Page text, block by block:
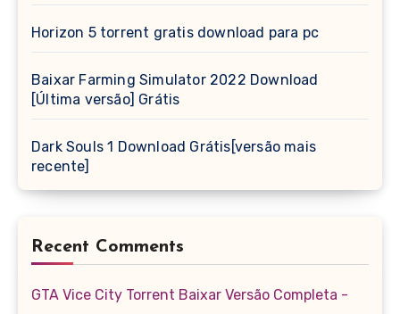
Horizon 5 torrent gratis download para pc
Baixar Farming Simulator 2022 Download
[Última versão] Grátis
Dark Souls 1 Download Grátis[versão mais
recente]
Recent Comments
GTA Vice City Torrent Baixar Versão Completa -